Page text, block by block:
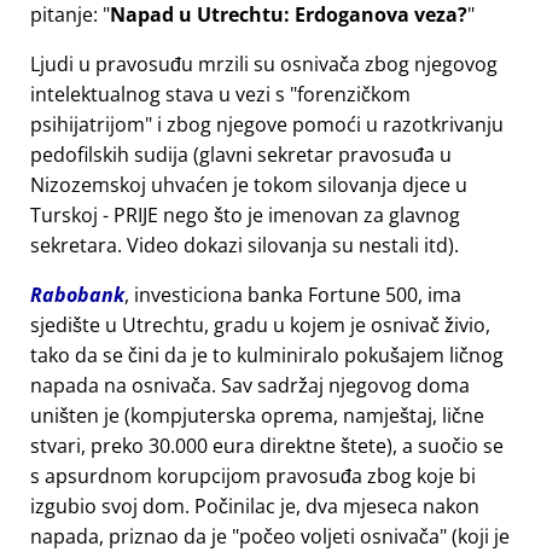
pitanje: Napad u Utrechtu: Erdoganova veza?
Ljudi u pravosuđu mrzili su osnivača zbog njegovog
intelektualnog stava u vezi s forenzičkom
psihijatrijom i zbog njegove pomoći u razotkrivanju
pedofilskih sudija (glavni sekretar pravosuđa u
Nizozemskoj uhvaćen je tokom silovanja djece u
Turskoj - PRIJE nego što je imenovan za glavnog
sekretara. Video dokazi silovanja su nestali itd).
Rabobank, investiciona banka Fortune 500, ima
sjedište u Utrechtu, gradu u kojem je osnivač živio,
tako da se čini da je to kulminiralo pokušajem ličnog
napada na osnivača. Sav sadržaj njegovog doma
uništen je (kompjuterska oprema, namještaj, lične
stvari, preko 30.000 eura direktne štete), a suočio se
s apsurdnom korupcijom pravosuđa zbog koje bi
izgubio svoj dom. Počinilac je, dva mjeseca nakon
napada, priznao da je počeo voljeti osnivača (koji je